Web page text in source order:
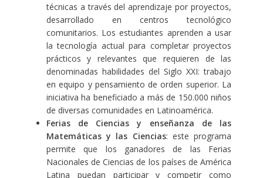
técnicas a través del aprendizaje por proyectos,
desarrollado en centros tecnológico
comunitarios. Los estudiantes aprenden a usar
la tecnología actual para completar proyectos
prácticos y relevantes que requieren de las
denominadas habilidades del Siglo XXI: trabajo
en equipo y pensamiento de orden superior. La
iniciativa ha beneficiado a más de 150.000 niños
de diversas comunidades en Latinoamérica.
Ferias de Ciencias y enseñanza de las
Matemáticas y las Ciencias: este programa
permite que los ganadores de las Ferias
Nacionales de Ciencias de los países de América
Latina puedan participar y competir como